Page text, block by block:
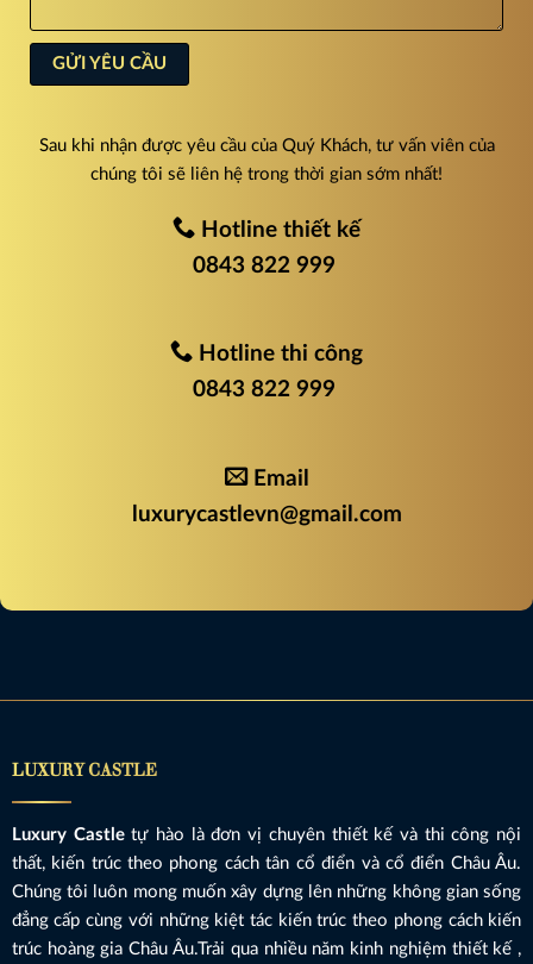
Sau khi nhận được yêu cầu của Quý Khách, tư vấn viên của
chúng tôi sẽ liên hệ trong thời gian sớm nhất!
Hotline thiết kế
0843 822 999
Hotline thi công
0843 822 999
Email
luxurycastlevn@gmail.com
LUXURY CASTLE
Luxury Castletự hào là đơn vị chuyên thiết kế và thi công nội
thất, kiến trúc theo phong cách tân cổ điển và cổ điển Châu Âu.
Chúng tôi luôn mong muốn xây dựng lên những không gian sống
đẳng cấp cùng với những kiệt tác kiến trúc theo phong cách kiến
trúc hoàng gia Châu Âu.Trải qua nhiều năm kinh nghiệm thiết kế ,